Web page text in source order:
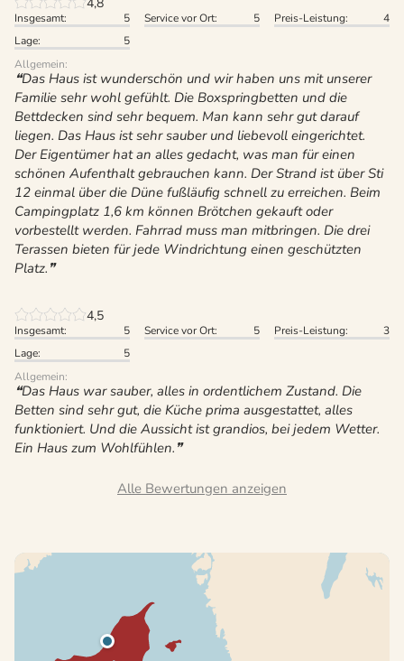
Insgesamt: 5 Service vor Ort: 5 Preis-Leistung:
4
Lage:
5
Allgemein:
Das Haus ist wunderschön und wir haben uns mit unserer
Familie sehr wohl gefühlt. Die Boxspringbetten und die
Bettdecken sind sehr bequem. Man kann sehr gut darauf
liegen. Das Haus ist sehr sauber und liebevoll eingerichtet.
Der Eigentümer hat an alles gedacht, was man für einen
schönen Aufenthalt gebrauchen kann. Der Strand ist über Sti
12 einmal über die Düne fußläufig schnell zu erreichen. Beim
Campingplatz 1,6 km können Brötchen gekauft oder
vorbestellt werden. Fahrrad muss man mitbringen. Die drei
Terassen bieten für jede Windrichtung einen geschützten
Platz.
4,5
Insgesamt: 5 Service vor Ort: 5 Preis-Leistung:
3
Lage:
5
Allgemein:
Das Haus war sauber, alles in ordentlichem Zustand. Die
Betten sind sehr gut, die Küche prima ausgestattet, alles
funktioniert. Und die Aussicht ist grandios, bei jedem Wetter.
Ein Haus zum Wohlfühlen.
Alle Bewertungen anzeigen